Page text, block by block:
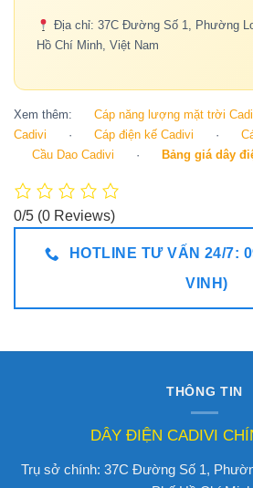
Địa chỉ: 37C Đường Số 1, Phường
Hồ Chí Minh, Việt Nam
Xem thêm: Cáp năng lượng mặt trời
Cadivi
· Cáp điện kế Cadivi ·
Cầu Dao Cadivi
· Bảng giá dây
0/5 (0 Reviews)
HOTLINE TƯ VẤN 24/7:
VINH)
THÔNG TIN
DÂY ĐIỆN CADIVI
Trụ sở chính: 37C Đường Số 1,